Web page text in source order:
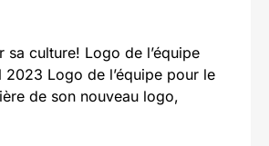
sa culture! Logo de l’équipe
2023 Logo de l’équipe pour le
de son nouveau logo,